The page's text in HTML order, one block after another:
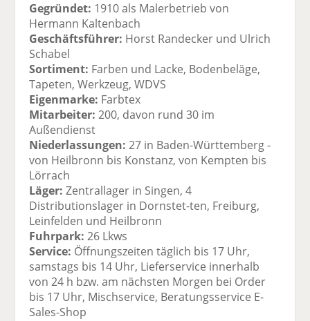
Gegründet: 1910 als Malerbetrieb von
Hermann Kaltenbach
Geschäftsführer: Horst Randecker und Ulrich
Schabel
Sortiment: Farben und Lacke, Bodenbeläge,
Tapeten, Werkzeug, WDVS
Eigenmarke: Farbtex
Mitarbeiter: 200, davon rund 30 im
Außendienst
Niederlassungen: 27 in Baden-Württemberg -
von Heilbronn bis Konstanz, von Kempten bis
Lörrach
Läger:Zentrallager in Singen, 4
Distributionslager in Dornstet-ten, Freiburg,
Leinfelden und Heilbronn
Fuhrpark: 26 Lkws
Service: Öffnungszeiten täglich bis 17 Uhr,
samstags bis 14 Uhr, Lieferservice innerhalb
von 24 h bzw. am nächsten Morgen bei Order
bis 17 Uhr, Mischservice, Beratungsservice E-
Sales-Shop